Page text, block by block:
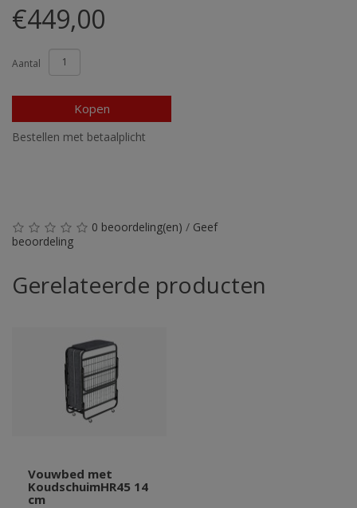
€449,00
Aantal
Kopen
Bestellen met betaalplicht
0 beoordeling(en) / Geef
beoordeling
Gerelateerde producten
Vouwbed met
KoudschuimHR45 14
cm